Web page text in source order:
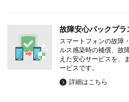
故障安心パックプラ
スマートフォンの故障
ルス感染時の補償、故
えた安心サービスを、
ービスです。
詳細はこちら